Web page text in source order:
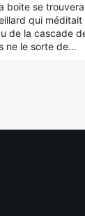
boite se
qui méditait
de la cascade
ne le sorte de…